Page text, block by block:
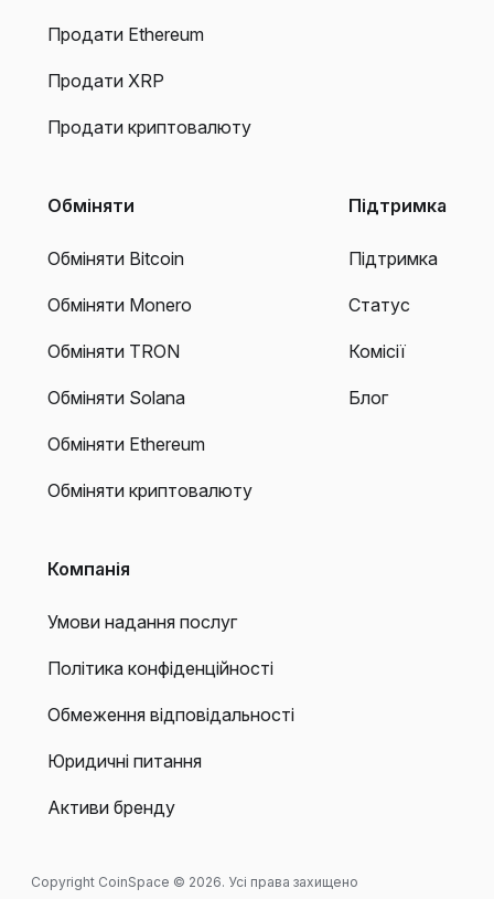
Продати Ethereum
Продати XRP
Продати криптовалюту
Обміняти
Обміняти Bitcoin
Обміняти Monero
Обміняти TRON
Обміняти Solana
Обміняти Ethereum
Обміняти криптовалюту
Підтримка
Підтримка
Статус
Комісії
Блог
Компанія
Умови надання послуг
Політика конфіденційності
Обмеження відповідальності
Юридичні питання
Активи бренду
Copyright CoinSpace © 2026. Усі права захищено